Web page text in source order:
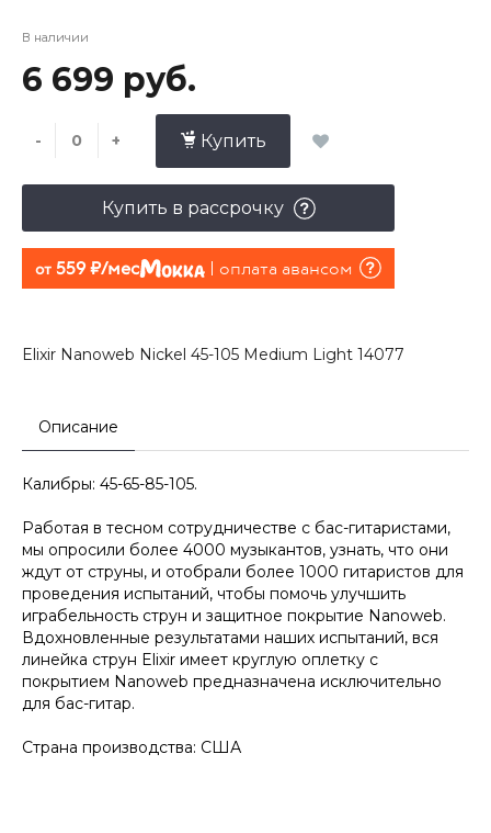
В наличии
6 699 руб.
- + Купить
Купить в рассрочку
от 559 руб./мес оплата авансом
Elixir Nanoweb Nickel 45-105 Medium Light 14077
Описание
Калибры: 45-65-85-105.
Работая в тесном сотрудничестве с бас-гитаристами,
мы опросили более 4000 музыкантов, узнать, что они
ждут от струны, и отобрали более 1000 гитаристов для
проведения испытаний, чтобы помочь улучшить
играбельность струн и защитное покрытие Nanoweb.
Вдохновленные результатами наших испытаний, вся
линейка струн Elixir имеет круглую оплетку с
покрытием Nanoweb предназначена исключительно
для бас-гитар.
Страна производства: США